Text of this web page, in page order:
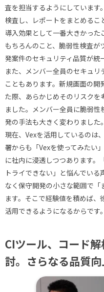
査を担当するようにしています
検査し、レポートをまとめるこ
導入効果として一番大きかっ
もちろんのこと、脆弱性検査
発案件のセキュリティ品質が統
また、メンバー全員のセキュ
こともあります。新規画面の
た際、あらかじめそのリスクを
ました。メンバー全員に脆弱
発の手法も大きく変わりました。
現在、Vexを活用しているのは
署からも「Vexを使ってみたい
に社内に浸透しつつあります
トライできない」と悩んでい
なく保守開発の小さな範囲で
ます。そこで経験値を積めば
活用できるようになるからです。
CIツール、コード
討。さらなる品質